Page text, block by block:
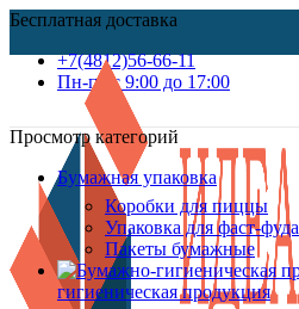
Бесплатная доставка
+7(4812)56-66-11
Пн-пт c 9:00 до 17:00
Просмотр категорий
Бумажная упаковка
Коробки для пиццы
Упаковка для фаст-фуда
Пакеты бумажные
гигиеническая продукция